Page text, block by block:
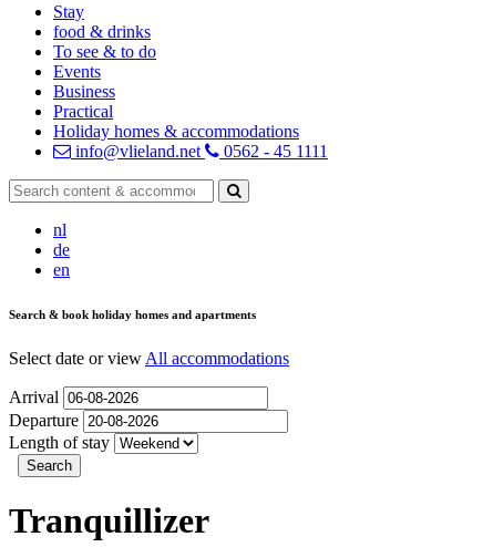
Stay
food & drinks
To see & to do
Events
Business
Practical
Holiday homes & accommodations
info@vlieland.net
0562 - 45 1111
nl
de
en
Search & book holiday homes and apartments
Select date or view All accommodations
Arrival
Departure
Length of stay
Tranquillizer